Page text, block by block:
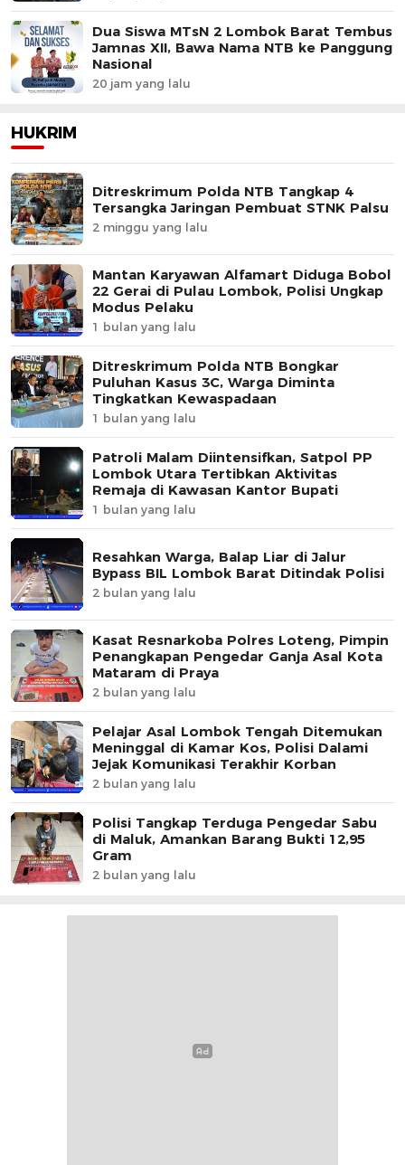
Dua Siswa MTsN 2 Lombok Barat Tembus
Jamnas XII, Bawa Nama NTB ke Panggung
Nasional
20 jam yang lalu
HUKRIM
Ditreskrimum Polda NTB Tangkap 4
Tersangka Jaringan Pembuat STNK Palsu
2 minggu yang lalu
Mantan Karyawan Alfamart Diduga Bobol
22 Gerai di Pulau Lombok, Polisi Ungkap
Modus Pelaku
1 bulan yang lalu
Ditreskrimum Polda NTB Bongkar
Puluhan Kasus 3C, Warga Diminta
Tingkatkan Kewaspadaan
1 bulan yang lalu
Patroli Malam Diintensifkan, Satpol PP
Lombok Utara Tertibkan Aktivitas
Remaja di Kawasan Kantor Bupati
1 bulan yang lalu
Resahkan Warga, Balap Liar di Jalur
Bypass BIL Lombok Barat Ditindak Polisi
2 bulan yang lalu
Kasat Resnarkoba Polres Loteng, Pimpin
Penangkapan Pengedar Ganja Asal Kota
Mataram di Praya
2 bulan yang lalu
Pelajar Asal Lombok Tengah Ditemukan
Meninggal di Kamar Kos, Polisi Dalami
Jejak Komunikasi Terakhir Korban
2 bulan yang lalu
Polisi Tangkap Terduga Pengedar Sabu
di Maluk, Amankan Barang Bukti 12,95
Gram
2 bulan yang lalu